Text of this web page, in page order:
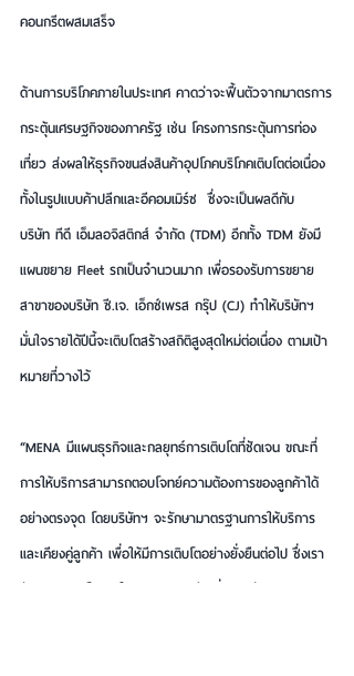
คอนกรีตผสมเสร็จ
ด้านการบริโภคภายในประเทศ คาดว่าจะฟื้นตัวจากมาตรการ
กระตุ้นเศรษฐกิจของภาครัฐ เช่น โครงการกระตุ้นการท่อง
เที่ยว ส่งผลให้ธุรกิจขนส่งสินค้าอุปโภคบริโภคเติบโตต่อเนื่อง
ทั้งในรูปแบบค้าปลีกและอีคอมเมิร์ซ  ซึ่งจะเป็นผลดีกับ
บริษัท ทีดี เอ็มลอจิสติกส์ จำกัด (TDM) อีกทั้ง TDM ยังมี
แผนขยาย Fleet รถเป็นจำนวนมาก เพื่อรองรับการขยาย
สาขาของบริษัท ซี.เจ. เอ็กซ์เพรส กรุ๊ป (CJ) ทำให้บริษัทฯ
มั่นใจรายได้ปีนี้จะเติบโตสร้างสถิติสูงสุดใหม่ต่อเนื่อง ตามเป้า
หมายที่วางไว้
“MENA มีแผนธุรกิจและกลยุทธ์การเติบโตที่ชัดเจน ขณะที่
การให้บริการสามารถตอบโจทย์ความต้องการของลูกค้าได้
อย่างตรงจุด โดยบริษัทฯ จะรักษามาตรฐานการให้บริการ
และเคียงคู่ลูกค้า เพื่อให้มีการเติบโตอย่างยั่งยืนต่อไป ซึ่งเรา
ยังคงมองหาโอกาสในการขยายฟรีทเพิ่มเติมผ่านการมองหา